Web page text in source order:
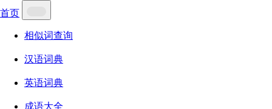
首页
相似词查询
汉语词典
英语词典
成语大全